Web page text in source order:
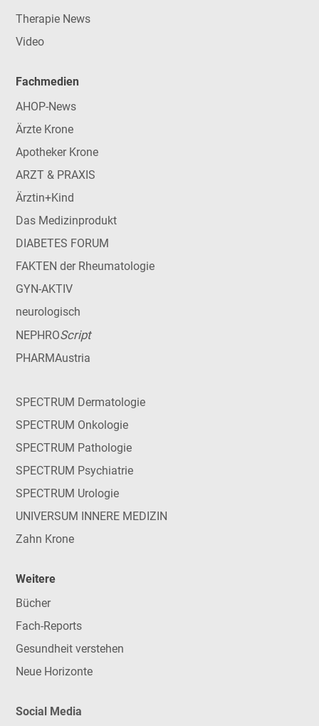
Therapie News
Video
Fachmedien
AHOP-News
Ärzte Krone
Apotheker Krone
ARZT & PRAXIS
Ärztin+Kind
Das Medizinprodukt
DIABETES FORUM
FAKTEN der Rheumatologie
GYN-AKTIV
neurologisch
NEPHROScript
PHARMAustria
SPECTRUM Dermatologie
SPECTRUM Onkologie
SPECTRUM Pathologie
SPECTRUM Psychiatrie
SPECTRUM Urologie
UNIVERSUM INNERE MEDIZIN
Zahn Krone
Weitere
Bücher
Fach-Reports
Gesundheit verstehen
Neue Horizonte
Social Media